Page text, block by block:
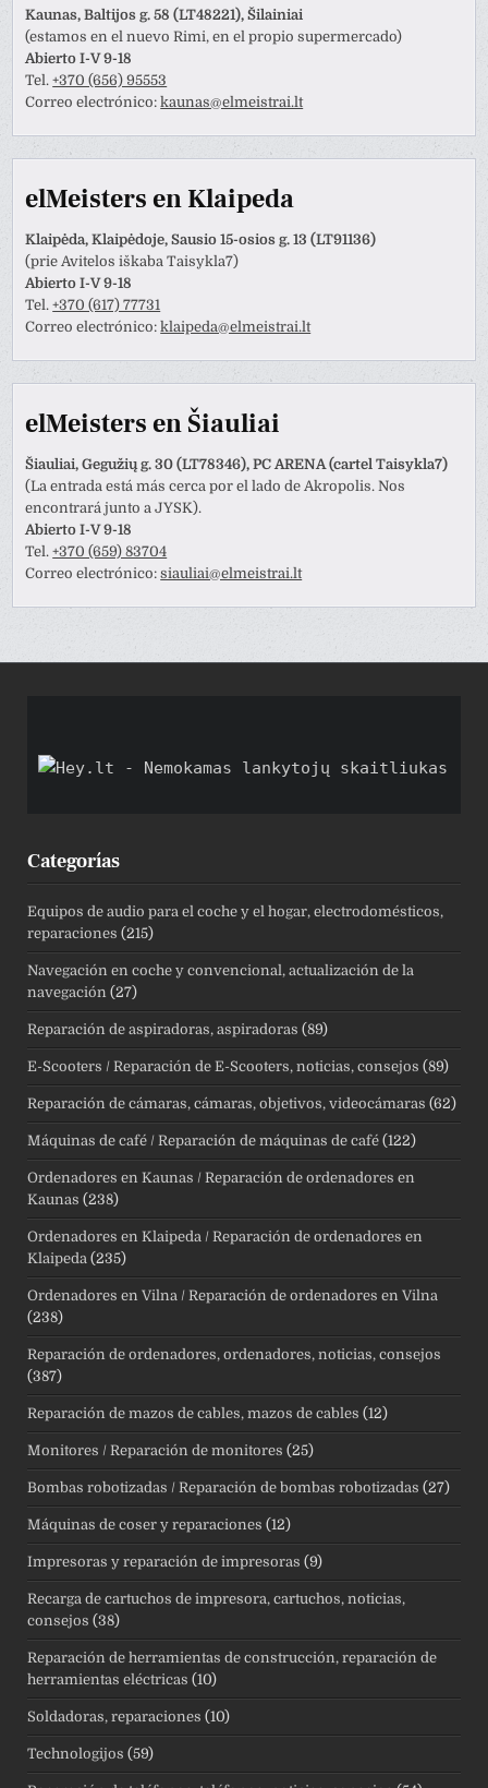
Kaunas, Baltijos g. 58 (LT48221), Šilainiai
(estamos en el nuevo Rimi, en el propio supermercado)
Abierto I-V 9-18
Tel.+370 (656) 95553
Correo electrónico:kaunas@elmeistrai.lt
elMeisters en Klaipeda
Klaipėda, Klaipėdoje, Sausio 15-osios g. 13 (LT91136)
(prie Avitelos iškaba Taisykla7)
Abierto I-V 9-18
Tel.+370 (617) 77731
Correo electrónico:klaipeda@elmeistrai.lt
elMeisters en Šiauliai
Šiauliai, Gegužių g. 30 (LT78346), PC ARENA (cartel Taisykla7)
(La entrada está más cerca por el lado de Akropolis. Nos
encontrará junto a JYSK).
Abierto I-V 9-18
Tel.+370 (659) 83704
Correo electrónico:siauliai@elmeistrai.lt
Categorías
Equipos de audio para el coche y el hogar, electrodomésticos,
reparaciones (215)
Navegación en coche y convencional, actualización de la
navegación (27)
Reparación de aspiradoras, aspiradoras (89)
E-Scooters / Reparación de E-Scooters, noticias, consejos (89)
Reparación de cámaras, cámaras, objetivos, videocámaras (62)
Máquinas de café / Reparación de máquinas de café (122)
Ordenadores en Kaunas / Reparación de ordenadores en
Kaunas (238)
Ordenadores en Klaipeda / Reparación de ordenadores en
Klaipeda (235)
Ordenadores en Vilna / Reparación de ordenadores en Vilna
(238)
Reparación de ordenadores, ordenadores, noticias, consejos
(387)
Reparación de mazos de cables, mazos de cables (12)
Monitores / Reparación de monitores (25)
Bombas robotizadas / Reparación de bombas robotizadas (27)
Máquinas de coser y reparaciones (12)
Impresoras y reparación de impresoras (9)
Recarga de cartuchos de impresora, cartuchos, noticias,
consejos (38)
Reparación de herramientas de construcción, reparación de
herramientas eléctricas (10)
Soldadoras, reparaciones (10)
Technologijos (59)